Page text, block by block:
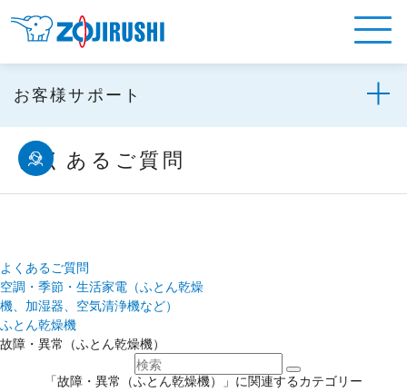
お客様サポート
よくあるご質問
よくあるご質問
空調・季節・生活家電（ふとん乾燥
機、加湿器、空気清浄機など）
ふとん乾燥機
故障・異常（ふとん乾燥機）
「故障・異常（ふとん乾燥機）」に関連するカテゴリー